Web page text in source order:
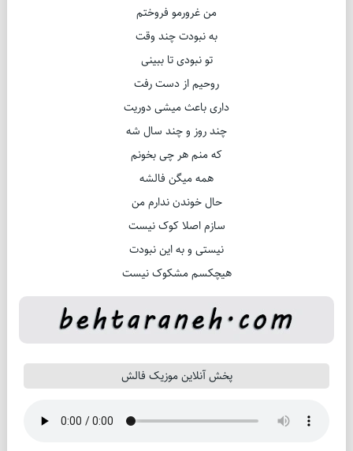
من غرورمو فروختم
به نبودت چند وقت
تو نبودی تا ببینی
روحیم از دست رفت
داری باعث میشی دوریت
چند روز و چند سال شه
که منم هر چی بخونم
همه میگن فالشه
حال خوندن ندارم من
سازم اصلا کوک نیست
نیستی و به این نبودت
هیچکسم مشکوک نیست
پخش آنلاین موزیک فالش